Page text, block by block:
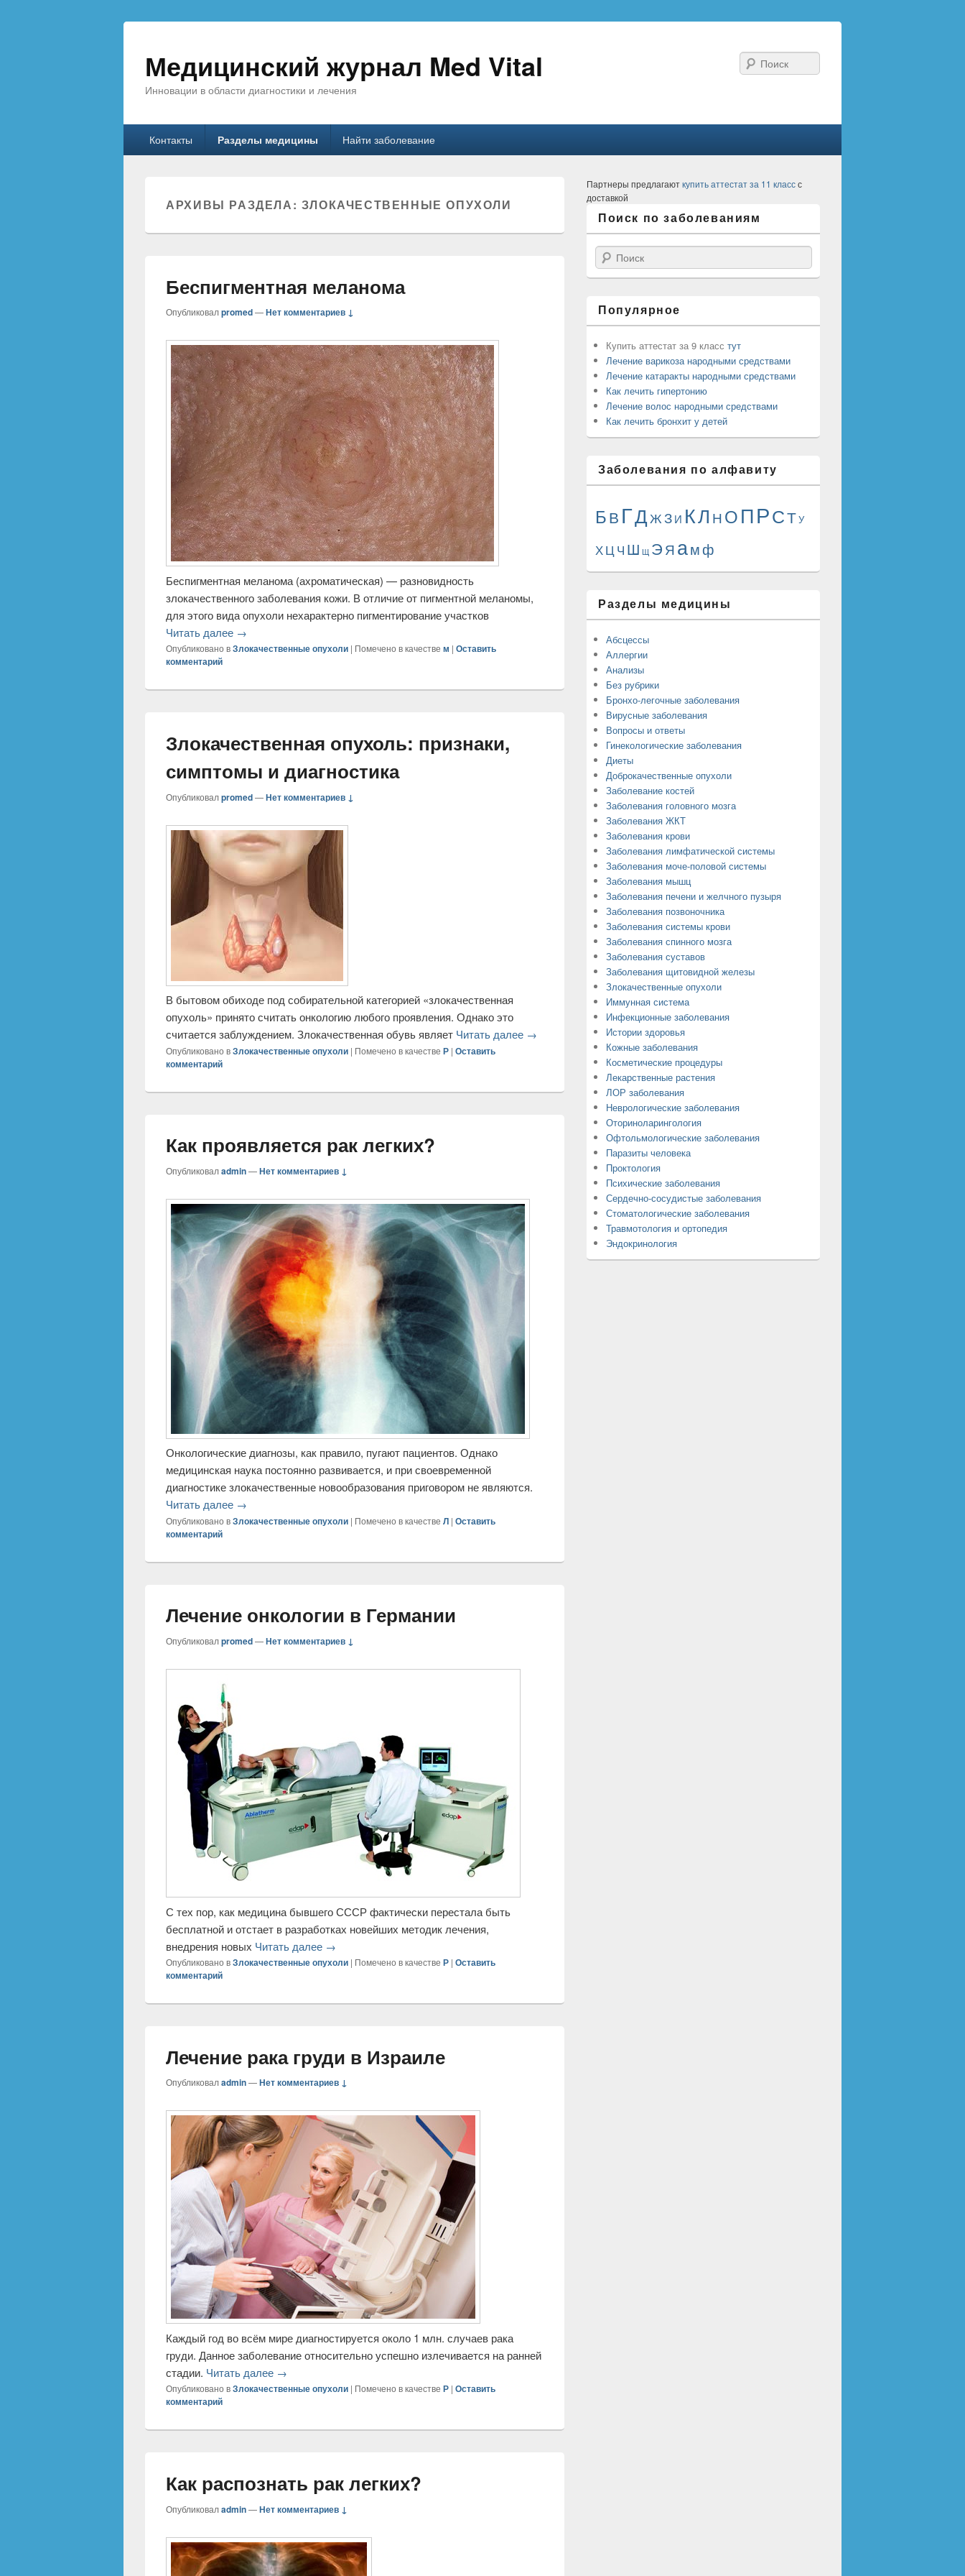
Медицинский журнал Med Vital
Инновации в области диагностики и лечения
Контакты Разделы медицины Найти заболевание
АРХИВЫ РАЗДЕЛА: ЗЛОКАЧЕСТВЕННЫЕ ОПУХОЛИ
Беспигментная меланома
Опубликовалpromed—Нет комментариев ↓
Беспигментная меланома (ахроматическая) — разновидность
злокачественного заболевания кожи. В отличие от пигментной меланомы,
для этого вида опухоли нехарактерно пигментирование участков
Читать далее →
Опубликовано вЗлокачественные опухоли | Помечено в качестве м |Оставить
комментарий
Злокачественная опухоль: признаки,
симптомы и диагностика
Опубликовалpromed—Нет комментариев ↓
В бытовом обиходе под собирательной категорией «злокачественная
опухоль» принято считать онкологию любого проявления. Однако это
считается заблуждением. Злокачественная обувь являет Читать далее →
Опубликовано вЗлокачественные опухоли | Помечено в качестве Р |Оставить
комментарий
Как проявляется рак легких?
Опубликовалadmin—Нет комментариев ↓
Онкологические диагнозы, как правило, пугают пациентов. Однако
медицинская наука постоянно развивается, и при своевременной
диагностике злокачественные новообразования приговором не являются.
Читать далее →
Опубликовано вЗлокачественные опухоли | Помечено в качестве Л |Оставить
комментарий
Лечение онкологии в Германии
Опубликовалpromed—Нет комментариев ↓
С тех пор, как медицина бывшего СССР фактически перестала быть
бесплатной и отстает в разработках новейших методик лечения,
внедрения новых Читать далее →
Опубликовано вЗлокачественные опухоли | Помечено в качестве Р |Оставить
комментарий
Лечение рака груди в Израиле
Опубликовалadmin—Нет комментариев ↓
Каждый год во всём мире диагностируется около 1 млн. случаев рака
груди. Данное заболевание относительно успешно излечивается на ранней
стадии. Читать далее →
Опубликовано вЗлокачественные опухоли | Помечено в качестве Р |Оставить
комментарий
Как распознать рак легких?
Опубликовалadmin—Нет комментариев ↓
Партнеры предлагаюткупить аттестат за 11 классс
доставкой
Поиск по заболеваниям
Поиск
Популярное
Купить аттестат за 9 класс тут
Лечение варикоза народными средствами
Лечение катаракты народными средствами
Как лечить гипертонию
Лечение волос народными средствами
Как лечить бронхит у детей
Заболевания по алфавиту
БВ ГДЖЗИ КЛ НОПРСТУ
ХЦЧ Ш Щ ЭЯамф
Разделы медицины
Абсцессы
Аллергии
Анализы
Без рубрики
Бронхо-легочные заболевания
Вирусные заболевания
Вопросы и ответы
Гинекологические заболевания
Диеты
Доброкачественные опухоли
Заболевание костей
Заболевания головного мозга
Заболевания ЖКТ
Заболевания крови
Заболевания лимфатической системы
Заболевания моче-половой системы
Заболевания мышц
Заболевания печени и желчного пузыря
Заболевания позвоночника
Заболевания системы крови
Заболевания спинного мозга
Заболевания суставов
Заболевания щитовидной железы
Злокачественные опухоли
Иммунная система
Инфекционные заболевания
Истории здоровья
Кожные заболевания
Косметические процедуры
Лекарственные растения
ЛОР заболевания
Неврологические заболевания
Оториноларингология
Офтольмологические заболевания
Паразиты человека
Проктология
Психические заболевания
Сердечно-сосудистые заболевания
Стоматологические заболевания
Травмотология и ортопедия
Эндокринология